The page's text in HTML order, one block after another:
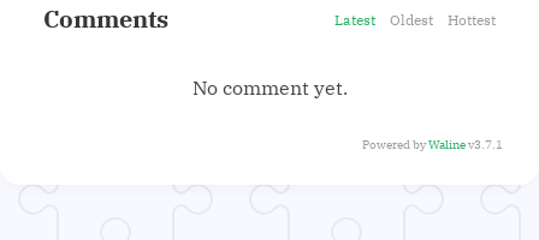
Comments Latest Oldest Hottest
No comment yet.
Powered byWalinev3.7.1